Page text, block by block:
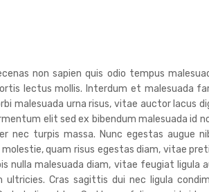
non sapien quis odio tempus
lectus mollis. Interdum et malesuada
malesuada urna risus, vitae auctor lacus
elit sed ex bibendum malesuada id
nec turpis massa. Nunc egestas augue
quam risus egestas diam, vitae
nulla malesuada diam, vitae feugiat ligula
Cras sagittis dui nec ligula